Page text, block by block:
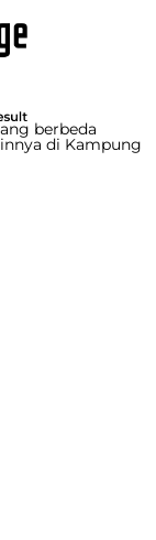
berbeda
di Kampung